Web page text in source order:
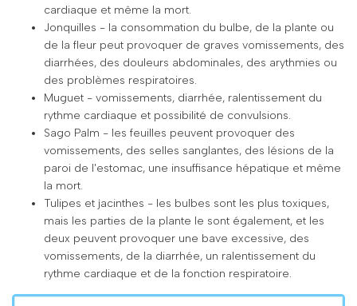
cardiaque et même la mort.
Jonquilles - la consommation du bulbe, de la plante ou
de la fleur peut provoquer de graves vomissements, des
diarrhées, des douleurs abdominales, des arythmies ou
des problèmes respiratoires.
Muguet - vomissements, diarrhée, ralentissement du
rythme cardiaque et possibilité de convulsions.
Sago Palm - les feuilles peuvent provoquer des
vomissements, des selles sanglantes, des lésions de la
paroi de l'estomac, une insuffisance hépatique et même
la mort.
Tulipes et jacinthes - les bulbes sont les plus toxiques,
mais les parties de la plante le sont également, et les
deux peuvent provoquer une bave excessive, des
vomissements, de la diarrhée, un ralentissement du
rythme cardiaque et de la fonction respiratoire.